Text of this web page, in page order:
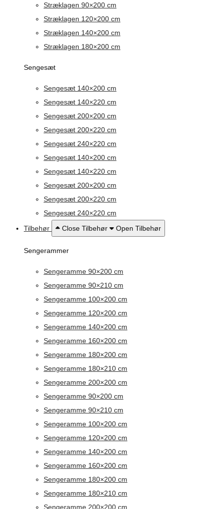
Stræklagen 90×200 cm
Stræklagen 120×200 cm
Stræklagen 140×200 cm
Stræklagen 180×200 cm
Sengesæt
Sengesæt 140×200 cm
Sengesæt 140×220 cm
Sengesæt 200×200 cm
Sengesæt 200×220 cm
Sengesæt 240×220 cm
Sengesæt 140×200 cm
Sengesæt 140×220 cm
Sengesæt 200×200 cm
Sengesæt 200×220 cm
Sengesæt 240×220 cm
Tilbehør
Close Tilbehør Open Tilbehør
Sengerammer
Sengeramme 90×200 cm
Sengeramme 90×210 cm
Sengeramme 100×200 cm
Sengeramme 120×200 cm
Sengeramme 140×200 cm
Sengeramme 160×200 cm
Sengeramme 180×200 cm
Sengeramme 180×210 cm
Sengeramme 200×200 cm
Sengeramme 90×200 cm
Sengeramme 90×210 cm
Sengeramme 100×200 cm
Sengeramme 120×200 cm
Sengeramme 140×200 cm
Sengeramme 160×200 cm
Sengeramme 180×200 cm
Sengeramme 180×210 cm
Sengeramme 200×200 cm